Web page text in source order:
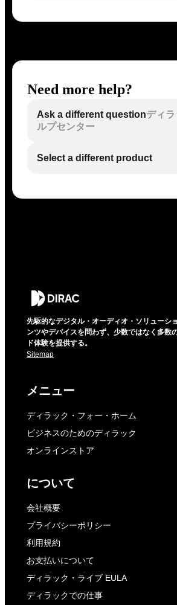
Need more help?
Ask a different questionディ
ルプセンター
Select a different product
先駆的なデジタル・オーディオ・ソリューシ
ンツやデバイスを問わず、少数ではなく多数
ド体験を提供する。
Sitemap
メニュー
ディラック・フォー・ホーム
ビジネスのためのディラック
オンラインストア
について
会社概要
プライバシーポリシー
利用規約
お支払いについて
ディラック・ライブ EULA
ディラックでの仕事